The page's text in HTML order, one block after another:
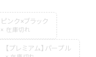
ピンク×ブラック
【プレミアム】パープル